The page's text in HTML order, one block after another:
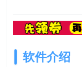
软件介绍